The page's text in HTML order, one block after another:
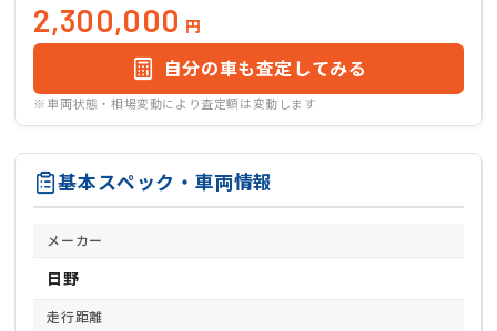
2,300,000 円
自分の車も査定してみる
※車両状態・相場変動により査定額は変動します
基本スペック・車両情報
メーカー
日野
走行距離